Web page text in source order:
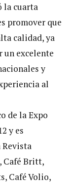
la cuarta
promover que
calidad, ya
un excelente
y
al
de la Expo
y es
Café Britt,
Café Volio,